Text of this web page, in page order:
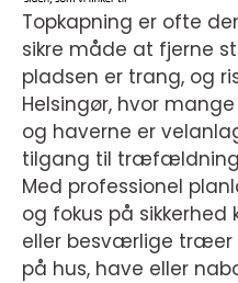
Topkapning er ofte
sikre måde at fjerne
pladsen er trang, og
Helsingør, hvor
og haverne er
tilgang til træfældning
Med professionel
og fokus på
eller besværlige træer
på hus, have eller